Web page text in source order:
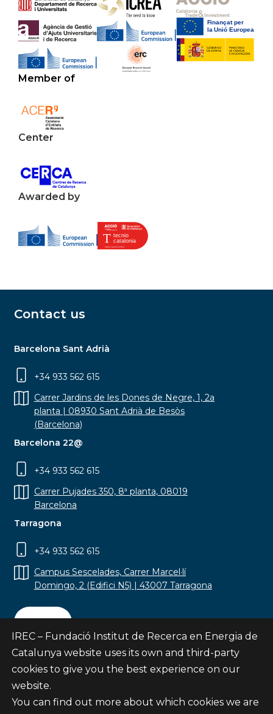
Member of
Center
Awarded by
Contact us
Barcelona Sant Adrià
+34 933 562 615
Carrer Jardins de les Dones de Negre, 1, 2a
planta | 08930 Sant Adrià de Besòs
(Barcelona)
Barcelona 22@
+34 933 562 615
Carrer Pujades 350, 8ª planta, 08019
Barcelona
Tarragona
+34 933 562 615
Campus Sescelades, Carrer Marcel·lí
Domingo, 2 (Edifici N5) | 43007 Tarragona
Contact
Subscribe
IREC – Fundació Institut de Recerca en Energia de
Catalunya website uses its own and third-party
cookies to give you the best experience on our
website.
You can find out more about which cookies we are